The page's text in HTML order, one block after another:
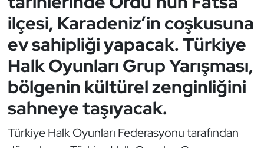
ilçesi, Karadeniz’in coşkusuna
ev sahipliği yapacak. Türkiye
Halk Oyunları Grup Yarışması,
bölgenin kültürel zenginliğini
sahneye taşıyacak.
Türkiye Halk Oyunları Federasyonu tarafından
Eskrim
Futbol
Futsal
Genel
Golf